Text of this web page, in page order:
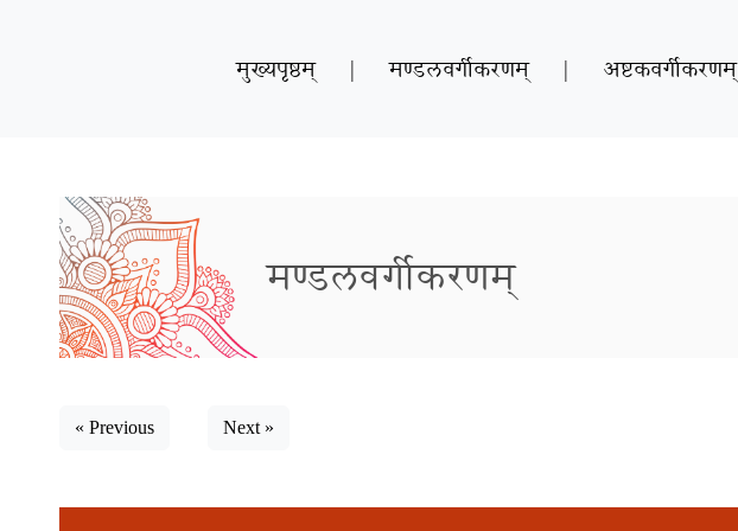
मुख्यपृष्ठम् | मण्डलवर्गीकरणम् | अष्टकवर्गीकरणम्
मण्डलवर्गीकरणम्
« Previous Next »